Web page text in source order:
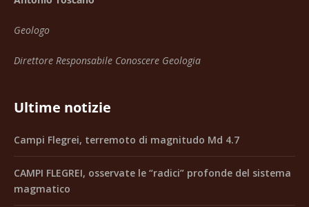
Geologo
Direttore Responsabile Conoscere Geologia
Ultime notizie
Campi Flegrei, terremoto di magnitudo Md 4.7
CAMPI FLEGREI, osservate le “radici” profonde del sistema
magmatico